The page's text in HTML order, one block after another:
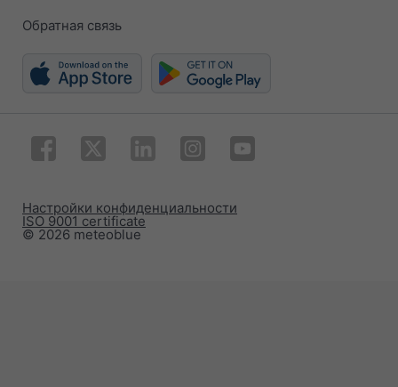
Обратная связь
© 2026 meteoblue
ISO 9001 certificate
Настройки конфиденциальности